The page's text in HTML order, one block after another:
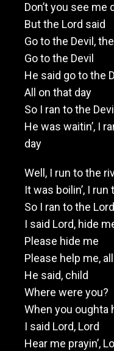
Don’t you see me
But the Lord said
Go to the Devil,
Go to the Devil
He said go to the
All on that day
So I ran to the Devil
He was waitin’, I
day
Well, I run to the
It was boilin’, I
So I ran to the Lord
I said Lord, hide
Please hide me
Please help me,
He said, child
Where were you?
When you oughta
I said Lord, Lord
Hear me prayin’,